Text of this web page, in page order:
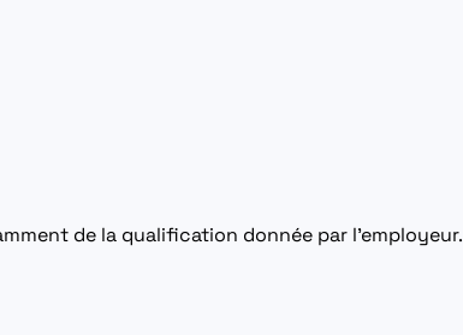
de la qualification donnée par l’employeur.